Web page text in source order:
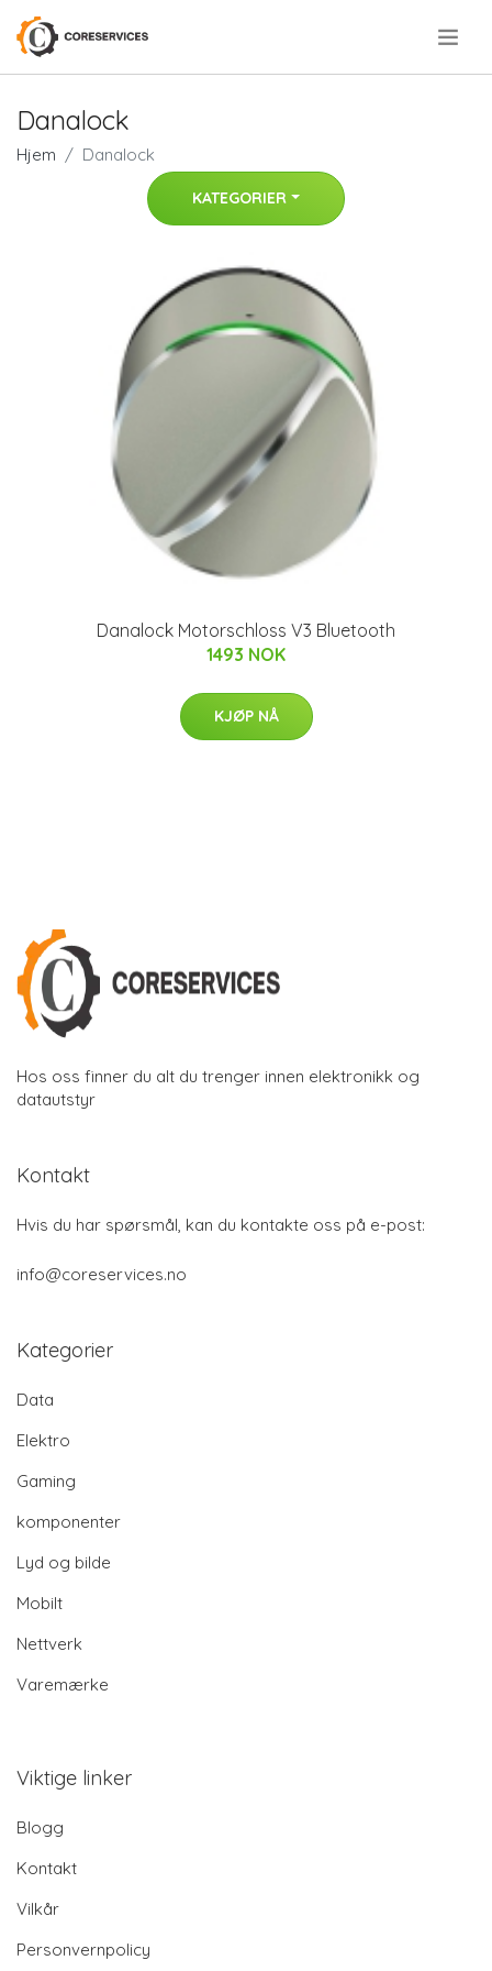
Danalock
Hjem Danalock
KATEGORIER
Danalock Motorschloss V3 Bluetooth
1493 NOK
KJØP NÅ
Hos oss finner du alt du trenger innen elektronikk og
datautstyr
Kontakt
Hvis du har spørsmål, kan du kontakte oss på e-post:
info@coreservices.no
Kategorier
Data
Elektro
Gaming
komponenter
Lyd og bilde
Mobilt
Nettverk
Varemærke
Viktige linker
Blogg
Kontakt
Vilkår
Personvernpolicy